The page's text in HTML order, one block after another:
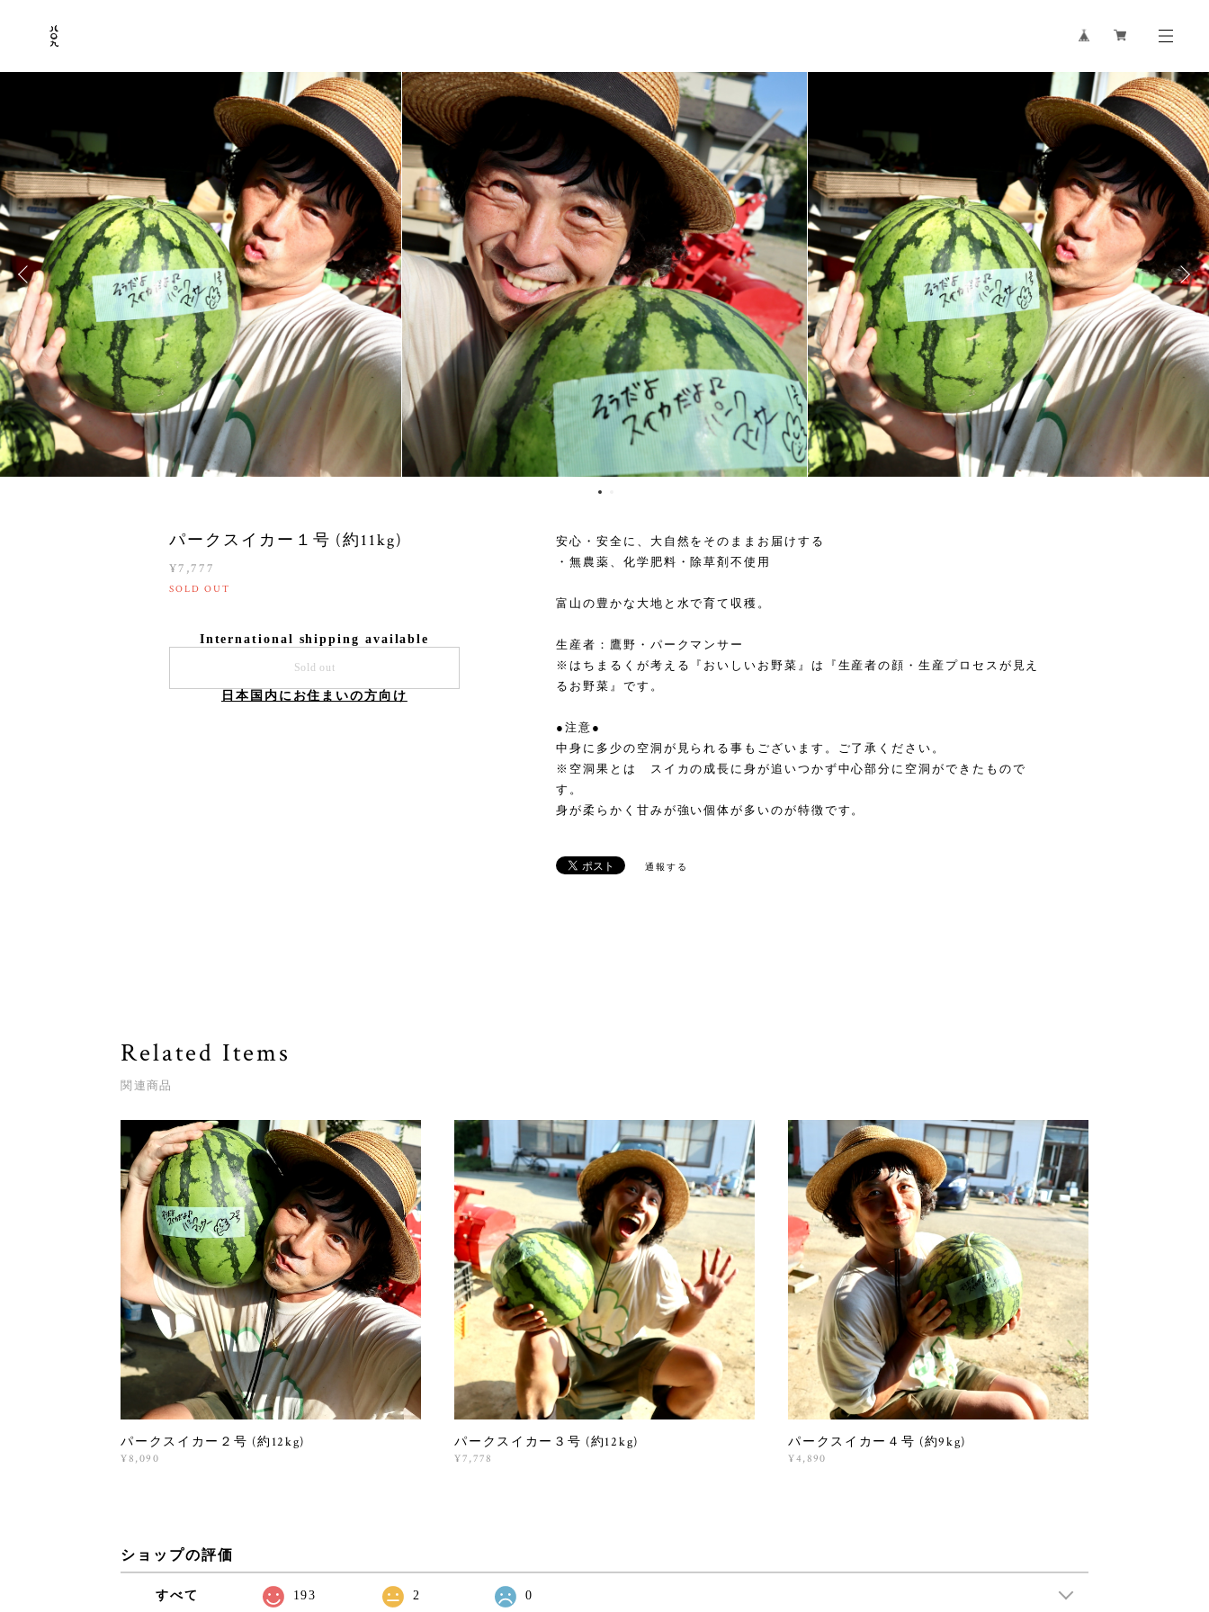
パークスイカー１号 (約11kg)
¥7,777
SOLD OUT
International shipping available
Sold out
日本国内にお住まいの方向け
安心・安全に、大自然をそのままお届けする
・無農薬、化学肥料・除草剤不使用
富山の豊かな大地と水で育て収穫。
生産者：鷹野・パークマンサー
※はちまるくが考える『おいしいお野菜』は『生産者の顔・生産プロセスが見え
るお野菜』です。
●注意●
中身に多少の空洞が見られる事もございます。ご了承ください。
※空洞果とは スイカの成長に身が追いつかず中心部分に空洞ができたもので
す。
身が柔らかく甘みが強い個体が多いのが特徴です。
通報する
Related Items
関連商品
パークスイカー２号 (約12kg)
¥8,090
パークスイカー３号 (約12kg)
¥7,778
パークスイカー４号 (約9kg)
¥4,890
ショップの評価
すべて 193 2 0